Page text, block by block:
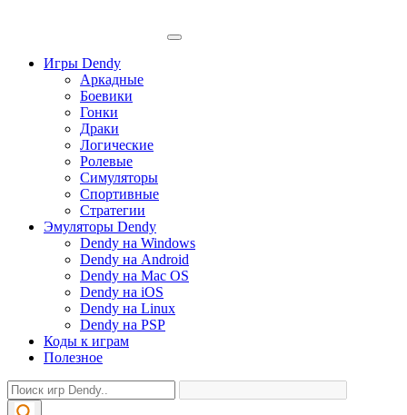
Игры Dendy
Аркадные
Боевики
Гонки
Драки
Логические
Ролевые
Симуляторы
Спортивные
Стратегии
Эмуляторы Dendy
Dendy на Windows
Dendy на Android
Dendy на Mac OS
Dendy на iOS
Dendy на Linux
Dendy на PSP
Коды к играм
Полезное